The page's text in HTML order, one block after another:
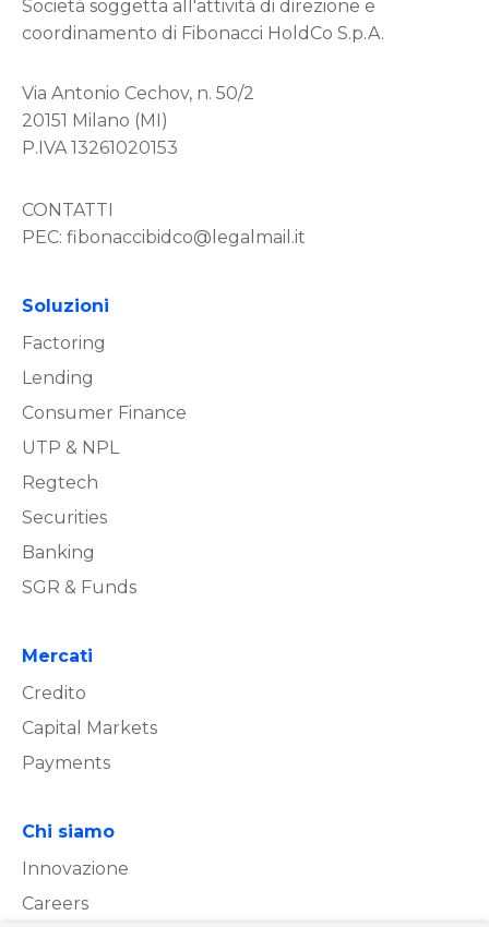
Società soggetta all'attività di direzione e
coordinamento di Fibonacci HoldCo S.p.A.
Via Antonio Cechov, n. 50/2
20151 Milano (MI)
P.IVA 13261020153
CONTATTI
PEC: fibonaccibidco@legalmail.it
Soluzioni
Factoring
Lending
Consumer Finance
UTP & NPL
Regtech
Securities
Banking
SGR & Funds
Mercati
Credito
Capital Markets
Payments
Chi siamo
Innovazione
Careers